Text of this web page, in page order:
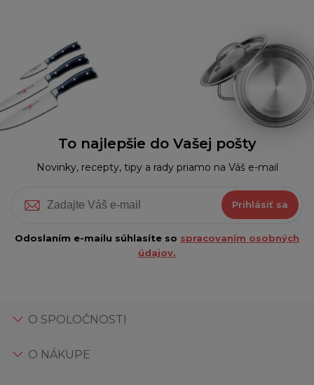
To najlepšie do Vašej pošty
Novinky, recepty, tipy a rady priamo na Váš e-mail
Prihlásiť sa
Odoslaním e-mailu súhlasíte so spracovaním osobných
údajov.
O SPOLOČNOSTI
O NÁKUPE